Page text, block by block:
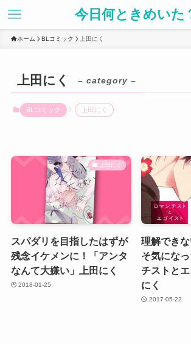
今日何ときめいた
ホーム BLコミック 上田にく
上田にく – category –
BLコミック 上田にく
上田にく
スパダリを目指したはずが
残念イケメンに！「アンタ
なんて大嫌い」上田にく
2018-01-25
理解でき
そ気にな
チストと
にく
2017-05-22